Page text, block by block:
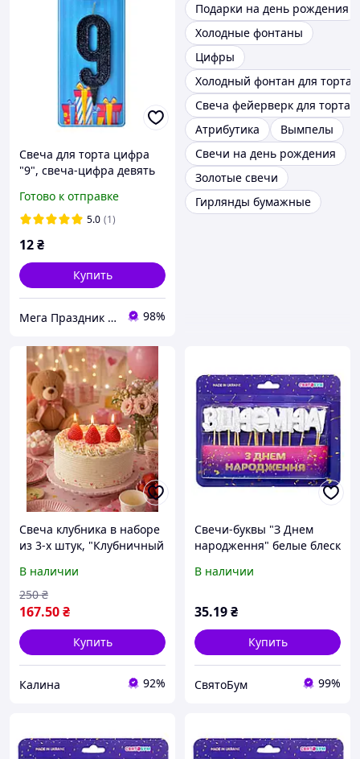
Свеча для торта цифра
"9", свеча-цифра девять
Готово к отправке
5.0 (1)
12₴
Купить
Мега Праздник – магазин аксессуаров для праздника и все для оформления воздушными шарами ОПТ. 98%
Подарки на день рождения
Холодные фонтаны
Цифры
Холодный фонтан для торта
Свеча фейерверк для торта
Атрибутика
Вымпелы
Свечи на день рождения
Золотые свечи
Гирлянды бумажные
Свеча клубника в наборе
из 3-х штук, "Клубничный
В наличии
167.50₴
250 ₴
Купить
Калина 92%
Свечи-буквы "З Днем
народження" белые блеск
В наличии
35.19₴
Купить
СвятоБум 99%